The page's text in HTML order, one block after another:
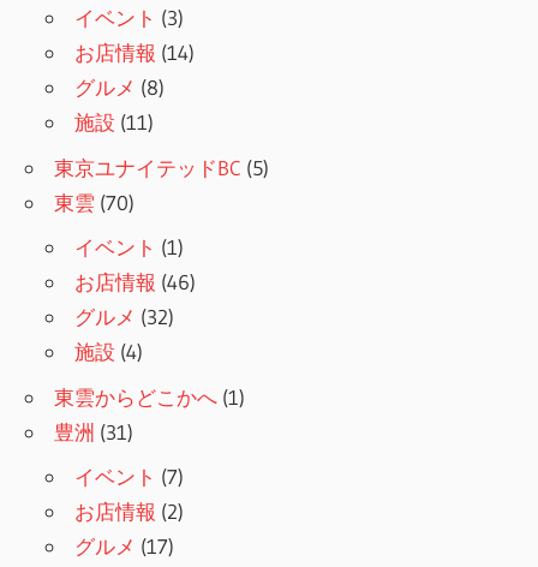
イベント (3)
お店情報 (14)
グルメ (8)
施設 (11)
東京ユナイテッドBC (5)
東雲 (70)
イベント (1)
お店情報 (46)
グルメ (32)
施設 (4)
東雲からどこかへ (1)
豊洲 (31)
イベント (7)
お店情報 (2)
グルメ (17)